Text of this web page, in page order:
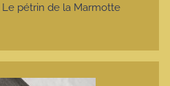
t
Le pétrin de la Marmotte